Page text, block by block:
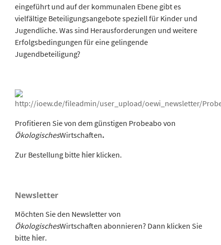
eingeführt und auf der kommunalen Ebene gibt es
vielfältige Beteiligungsangebote speziell für Kinder und
Jugendliche. Was sind Herausforderungen und weitere
Erfolgsbedingungen für eine gelingende
Jugendbeteiligung?
Profitieren Sie von dem günstigen Probeabo von
ÖkologischesWirtschaften.
Zur Bestellung bitte hier klicken.
Newsletter
Möchten Sie den Newsletter von
ÖkologischesWirtschaften abonnieren? Dann klicken Sie
bitte hier.